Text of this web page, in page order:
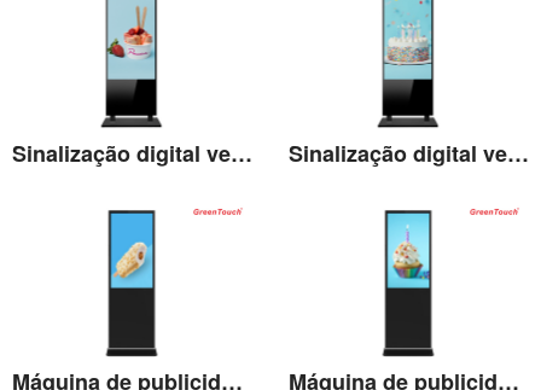
Ver detalhes
Sinalização digital vertical LCD de 49''
Ver detalhes
Sinalização digital vertical LCD de 55''
Máquina de publicidade vertical IR de 43'' Máquina de publicidade vertical IR de 49''